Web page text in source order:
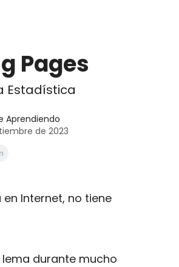
Pages
Estadística
Aprendiendo
de 2023
en Internet, no tiene
lema durante mucho